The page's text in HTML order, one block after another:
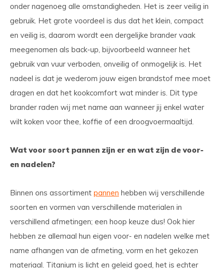
onder nagenoeg alle omstandigheden. Het is zeer veilig in
gebruik. Het grote voordeel is dus dat het klein, compact
en veilig is, daarom wordt een dergelijke brander vaak
meegenomen als back-up, bijvoorbeeld wanneer het
gebruik van vuur verboden, onveilig of onmogelijk is. Het
nadeel is dat je wederom jouw eigen brandstof mee moet
dragen en dat het kookcomfort wat minder is. Dit type
brander raden wij met name aan wanneer jij enkel water
wilt koken voor thee, koffie of een droogvoermaaltijd.
Wat voor soort pannen zijn er en wat zijn de voor-
en nadelen?
Binnen ons assortiment pannen hebben wij verschillende
soorten en vormen van verschillende materialen in
verschillend afmetingen; een hoop keuze dus! Ook hier
hebben ze allemaal hun eigen voor- en nadelen welke met
name afhangen van de afmeting, vorm en het gekozen
materiaal. Titanium is licht en geleid goed, het is echter